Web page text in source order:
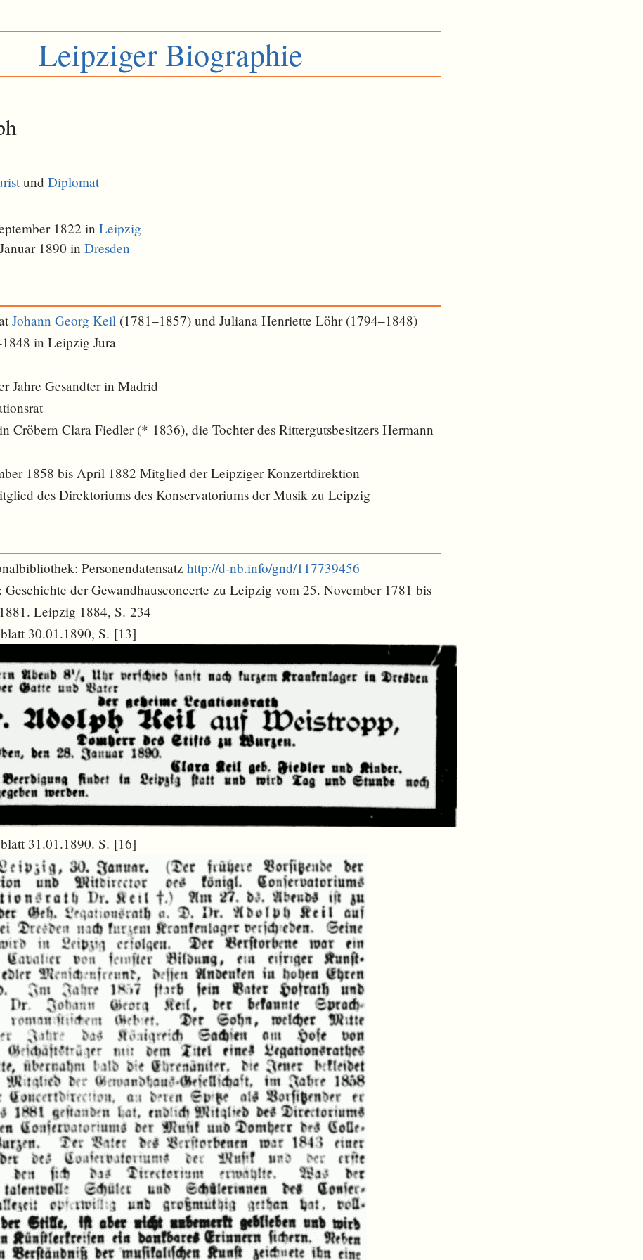
Leipziger Biographie
und Diplomat
1822 in Leipzig
1890 in Dresden
Johann Georg Keil (1781–1857) und Juliana Henriette Löhr (1794–1848)
in Leipzig Jura
Jahre Gesandter in Madrid
Cröbern Clara Fiedler (* 1836), die Tochter des Rittergutsbesitzers Hermann
1858 bis April 1882 Mitglied der Leipziger Konzertdirektion
des Direktoriums des Konservatoriums der Musik zu Leipzig
Personendatensatzhttp://d-nb.info/gnd/117739456
der Gewandhausconcerte zu Leipzig vom 25. November 1781 bis
Leipzig 1884, S. 234
30.01.1890, S. [13]
31.01.1890. S. [16]